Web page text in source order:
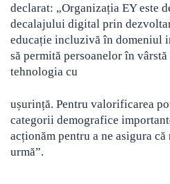
declarat: „Organizația EY este
decalajului digital prin
educație incluzivă în domeniul
să permită persoanelor în
tehnologia cu
ușurință. Pentru valorificarea
categorii demografice
acționăm pentru a ne asigura
urmă”.